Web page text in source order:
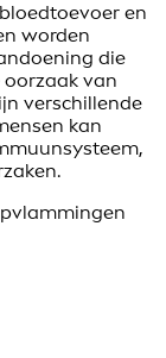
en
worden
die
oorzaak van
verschillende
kan